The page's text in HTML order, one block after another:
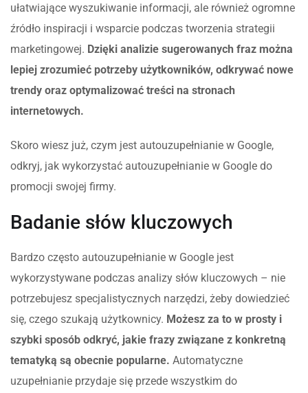
ułatwiające wyszukiwanie informacji, ale również ogromne
źródło inspiracji i wsparcie podczas tworzenia strategii
marketingowej. Dzięki analizie sugerowanych fraz można
lepiej zrozumieć potrzeby użytkowników, odkrywać nowe
trendy oraz optymalizować treści na stronach
internetowych.
Skoro wiesz już, czym jest autouzupełnianie w Google,
odkryj, jak wykorzystać autouzupełnianie w Google do
promocji swojej firmy.
Badanie słów kluczowych
Bardzo często autouzupełnianie w Google jest
wykorzystywane podczas analizy słów kluczowych – nie
potrzebujesz specjalistycznych narzędzi, żeby dowiedzieć
się, czego szukają użytkownicy. Możesz za to w prosty i
szybki sposób odkryć, jakie frazy związane z konkretną
tematyką są obecnie popularne. Automatyczne
uzupełnianie przydaje się przede wszystkim do